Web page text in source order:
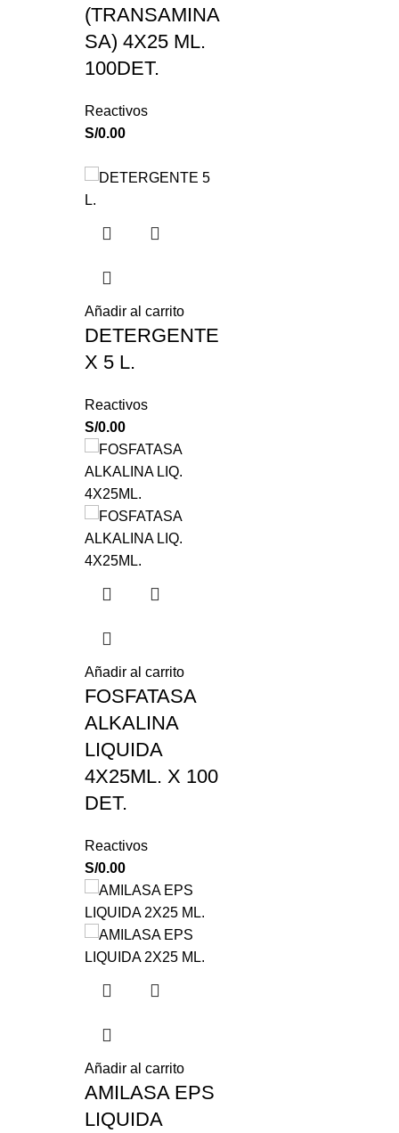
(TRANSAMINA
SA) 4X25 ML.
100DET.
Reactivos
S/0.00
Añadir al carrito
DETERGENTE
X 5 L.
Reactivos
S/0.00
Añadir al carrito
FOSFATASA
ALKALINA
LIQUIDA
4X25ML. X 100
DET.
Reactivos
S/0.00
Añadir al carrito
AMILASA EPS
LIQUIDA